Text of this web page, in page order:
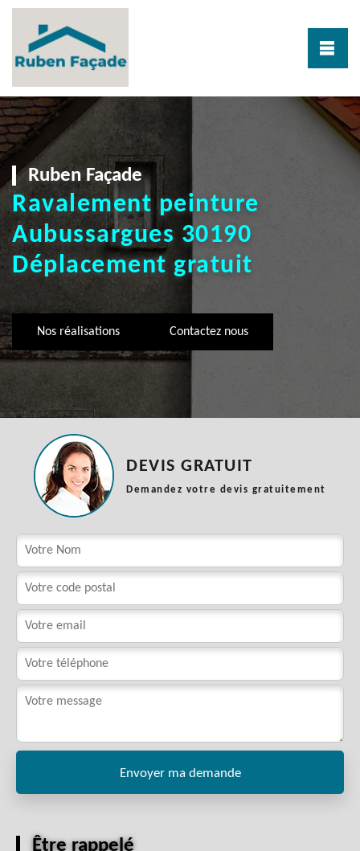
Ruben Façade
Ravalement peinture
Aubussargues 30190
Déplacement gratuit
Nos réalisations Contactez nous
DEVIS GRATUIT
Demandez votre devis gratuitement
Être rappelé